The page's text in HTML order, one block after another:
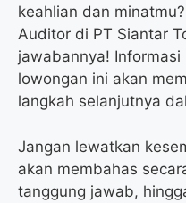
keahlian dan
Auditor di PT Siantar
jawabannya!
lowongan ini akan
langkah selanjutnya
Jangan lewatkan
akan membahas
tanggung jawab,